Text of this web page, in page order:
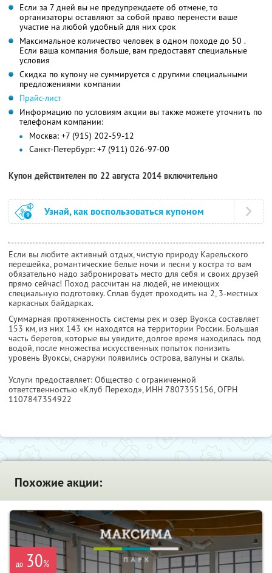
Если за 7 дней вы не предупреждаете об отмене, то
организаторы оставляют за собой право перенести ваше
участие на любой удобный для них срок
Максимальное количество человек в одном походе до 50 .
Если ваша компания больше, вам предоставят специальные
условия
Скидка по купону не суммируется с другими специальными
предложениями компании
Прайс-лист
Информацию по условиям акции вы также можете уточнить по
телефонам компании:
Москва: +7 (915) 202-59-12
Санкт-Петербург: +7 (911) 026-97-00
Купон действителен по 22 августа 2014 включительно
Узнай, как воспользоваться купоном
Если вы любите активный отдых, чистую природу Карельского
перешейка, романтические белые ночи и песни у костра то вам
обязательно надо забронировать место для себя и своих друзей
прямо сейчас! Поход рассчитан на людей, не имеющих
специальную подготовку. Сплав будет проходить на 2, 3-местных
каркасных байдарках.
Суммарная протяженность системы рек и озёр Вуокса составляет
153 км, из них 143 км находятся на территории России. Большая
часть берегов, которые вы увидите, долгое время находилась под
водой, после множества искусственных попыток понизить
уровень Вуоксы, снаружи появились острова, валуны и скалы.
Услуги предоставляет: Общество с ограниченной
ответственностью «Клуб Переход», ИНН 7807355156, ОГРН
1107847354922
Похожие акции:
до 30%